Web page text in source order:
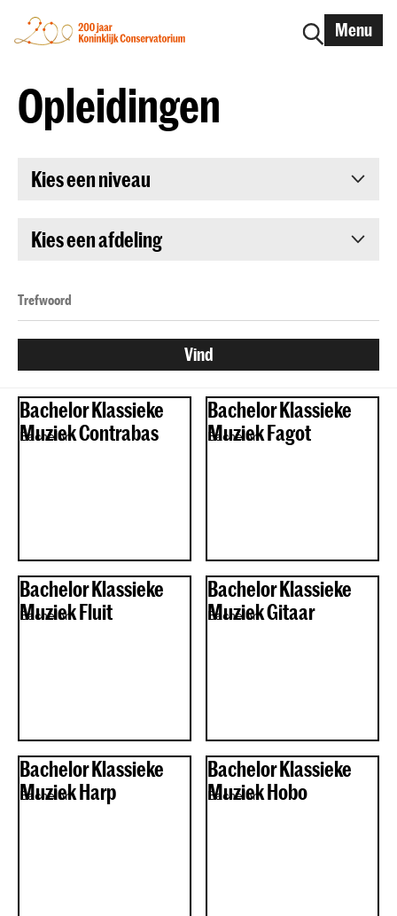
Menu
Opleidingen
Kies een niveau
Kies een afdeling
Bachelor Klassieke
Muziek Contrabas
Bachelor
Bachelor Klassieke
Muziek Fagot
Bachelor
Bachelor Klassieke
Muziek Fluit
Bachelor
Bachelor Klassieke
Muziek Gitaar
Bachelor
Bachelor Klassieke
Muziek Harp
Bachelor
Bachelor Klassieke
Muziek Hobo
Bachelor